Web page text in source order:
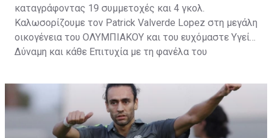
καταγράφοντας 19 συμμετοχές και 4 γκολ.
Καλωσορίζουμε τον Patrick Valverde Lopez στη μεγάλη
οικογένεια του ΟΛΥΜΠΙΑΚΟΥ και του ευχόμαστε Υγεία,
Δύναμη και κάθε Επιτυχία με τη φανέλα του